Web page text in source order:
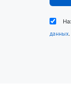
данных.